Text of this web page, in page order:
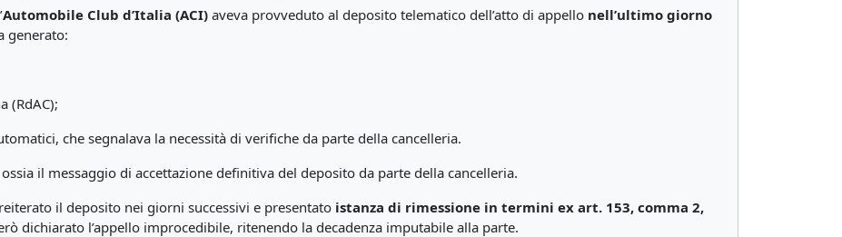
Automobile Club d’Italia (ACI) aveva provveduto al deposito telematico dell’atto di appello nell’ultimo giorno
generato:
(RdAC);
che segnalava la necessità di verifiche da parte della cancelleria.
ossia il messaggio di accettazione definitiva del deposito da parte della cancelleria.
il deposito nei giorni successivi e presentato istanza di rimessione in termini ex art. 153, comma 2,
dichiarato l’appello improcedibile, ritenendo la decadenza imputabile alla parte.